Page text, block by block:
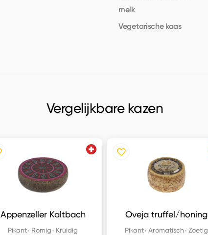
melk
Vegetarische kaas
Vergelijkbare kazen
Appenzeller Kaltbach
Pikant Romig Kruidig
Oveja truffel/honing
Pikant Aromatisch Zoetig